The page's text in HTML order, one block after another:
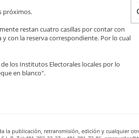
próximos.
restan cuatro casillas por contar con
con la reserva correspondiente. Por lo cual
los Institutos Electorales locales por lo
en blanco".
la publicación, retransmisión, edición y cualquier